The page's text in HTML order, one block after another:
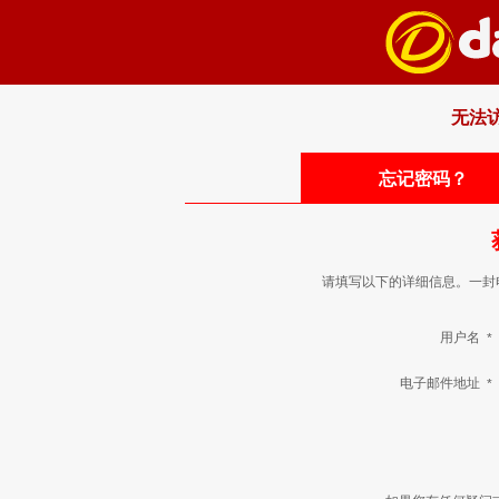
无法
忘记密码？
请填写以下的详细信息。一
用户名 *
电子邮件地址 *